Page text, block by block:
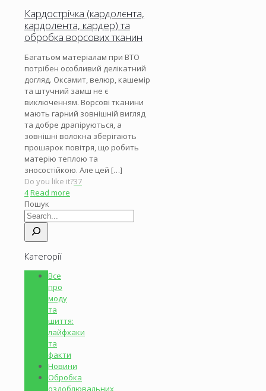
Кардострічка (кардолєнта,
кардолента, кардер) та
обробка ворсових тканин
Багатьом матеріалам при ВТО
потрібен особливий делікатний
догляд. Оксамит, велюр, кашемір
та штучний замш не є
виключенням. Ворсові тканини
мають гарний зовнішній вигляд
та добре драпіруються, а
зовнішні волокна зберігають
прошарок повітря, що робить
матерію теплою та
зносостійкою. Але цей […]
Do you like it?37
4Read more
Пошук
Категорії
Все
про
моду
та
шиття:
лайфхаки
та
факти
Новини
Обробка
оздоблювальних